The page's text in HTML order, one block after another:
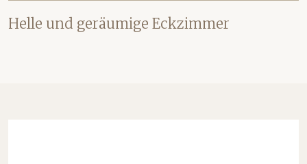
Helle und geräumige Eckzimmer